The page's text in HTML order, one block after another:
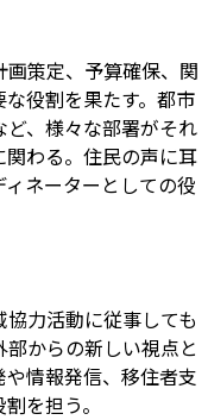
策定、予算確保、関
役割を果たす。都市
、様々な部署がそれ
わる。住民の声に耳
ネーターとしての役
力活動に従事しても
からの新しい視点と
情報発信、移住者支
を担う。